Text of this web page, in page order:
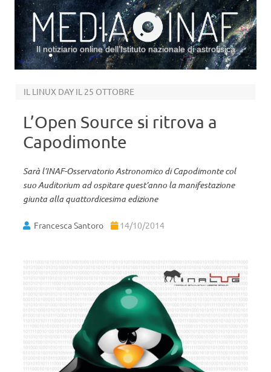
Il notiziario online dell’Istituto nazionale di astrofisica
IL LINUX DAY IL 25 OTTOBRE
L’Open Source si ritrova a
Capodimonte
Sarà l’INAF-Osservatorio Astronomico di Capodimonte col
suo Auditorium ad ospitare quest’anno la manifestazione
giunta alla quattordicesima edizione
Francesca Santoro 14/10/2014